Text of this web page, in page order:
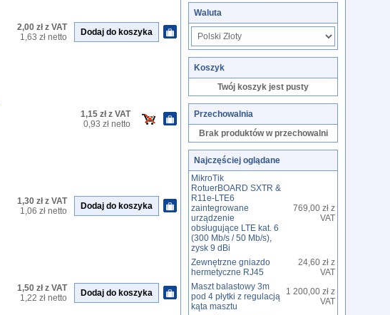
2,00 zł z VAT
1,63 zł netto
1,15 zł z VAT
0,93 zł netto
1,30 zł z VAT
1,06 zł netto
1,50 zł z VAT
1,22 zł netto
Waluta
Koszyk
Twój koszyk jest pusty
Przechowalnia
Brak produktów w przechowalni
Najczęściej oglądane
MikroTik
RotuerBOARD SXTR &
R11e-LTE6
zaintegrowane
urządzenie
obsługujące LTE kat. 6
(300 Mb/s / 50 Mb/s),
zysk 9 dBi
769,00 zł z
VAT
Zewnętrzne gniazdo
hermetyczne RJ45
24,60 zł z
VAT
Maszt balastowy 3m
pod 4 płytki z regulacją
kąta masztu
1 200,00 zł z
VAT